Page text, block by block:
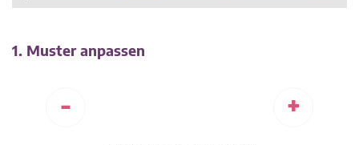
1. Muster anpassen
- +